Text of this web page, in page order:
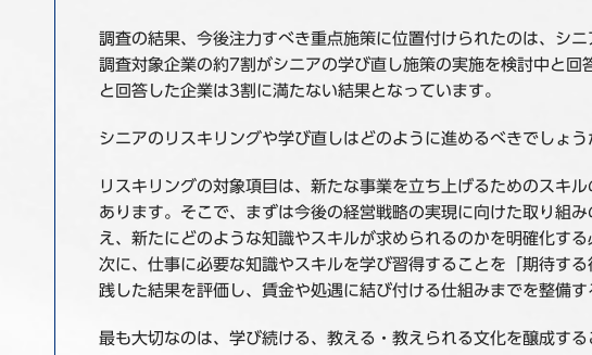
調査の結果、今後注力すべき重点施策に位置付けられたのは、シ
調査対象企業の約7割がシニアの学び直し施策の実施を検討中と
と回答した企業は3割に満たない結果となっています。
シニアのリスキリングや学び直しはどのように進めるべきでしょう
リスキリングの対象項目は、新たな事業を立ち上げるためのスキ
あります。そこで、まずは今後の経営戦略の実現に向けた取り組
え、新たにどのような知識やスキルが求められるのかを明確化する
次に、仕事に必要な知識やスキルを学び習得することを「期待す
践した結果を評価し、賃金や処遇に結び付ける仕組みまでを整備す
最も大切なのは、学び続ける、教える・教えられる文化を醸成する